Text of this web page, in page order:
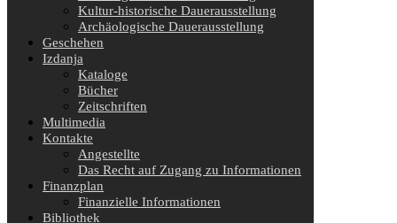
Kultur-historische Dauerausstellung
Archäologische Dauerausstellung
Geschehen
Izdanja
Kataloge
Bücher
Zeitschriften
Multimedia
Kontakte
Angestellte
Das Recht auf Zugang zu Informationen
Finanzplan
Finanzielle Informationen
Bibliothek